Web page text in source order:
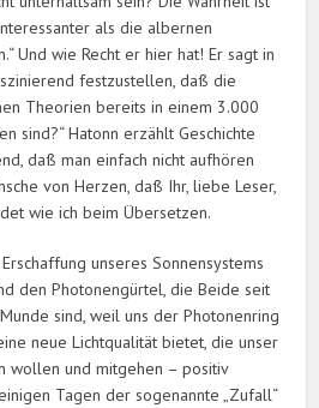
als die albernen
Und wie Recht er hier hat! Er sagt in
festzustellen, daß die
Theorien bereits in einem 3.000
sind?“ Hatonn erzählt Geschichte
daß man einfach nicht aufhören
von Herzen, daß Ihr, liebe Leser,
wie ich beim Übersetzen.
unseres Sonnensystems
den Photonengürtel, die Beide seit
sind, weil uns der Photonenring
neue Lichtqualität bietet, die unser
wollen und mitgehen – positiv
Tagen der sogenannte „Zufall“